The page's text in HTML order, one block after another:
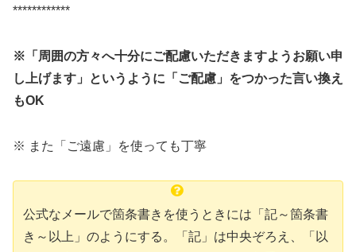
************
※「周囲の方々へ十分にご配慮いただきますようお願い申
し上げます」というように「ご配慮」をつかった言い換え
もOK
※ また「ご遠慮」を使っても丁寧
公式なメールで箇条書きを使うときには「記～箇条書
き～以上」のようにする。「記」は中央ぞろえ、「以